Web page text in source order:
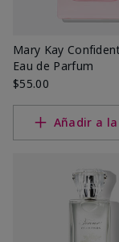
Mary Kay
Eau de Parfum
$55.00
Añadir a